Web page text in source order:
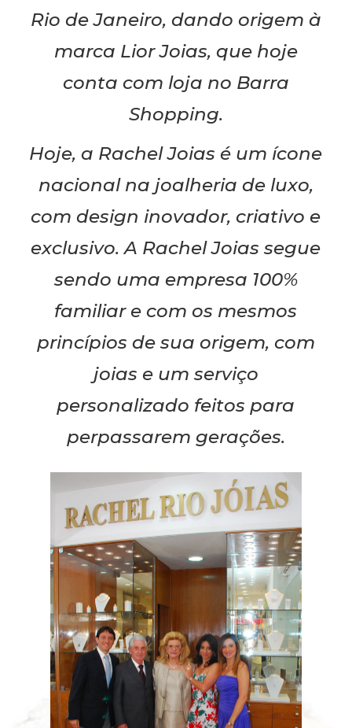
Rio de Janeiro, dando origem à
marca Lior Joias, que hoje
conta com loja no Barra
Shopping.
Hoje, a Rachel Joias é um ícone
nacional na joalheria de luxo,
com design inovador, criativo e
exclusivo. A Rachel Joias segue
sendo uma empresa 100%
familiar e com os mesmos
princípios de sua origem, com
joias e um serviço
personalizado feitos para
perpassarem gerações.